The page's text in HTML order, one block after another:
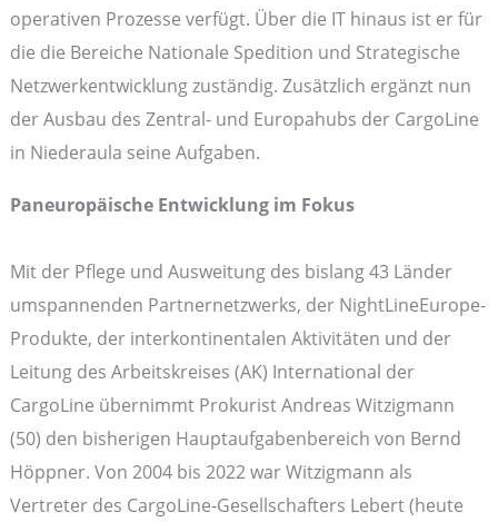
operativen Prozesse verfügt. Über die IT hinaus ist er für
die die Bereiche Nationale Spedition und Strategische
Netzwerkentwicklung zuständig. Zusätzlich ergänzt nun
der Ausbau des Zentral- und Europahubs der CargoLine
in Niederaula seine Aufgaben.
Paneuropäische Entwicklung im Fokus
Mit der Pflege und Ausweitung des bislang 43 Länder
umspannenden Partnernetzwerks, der NightLineEurope-
Produkte, der interkontinentalen Aktivitäten und der
Leitung des Arbeitskreises (AK) International der
CargoLine übernimmt Prokurist Andreas Witzigmann
(50) den bisherigen Hauptaufgabenbereich von Bernd
Höppner. Von 2004 bis 2022 war Witzigmann als
Vertreter des CargoLine-Gesellschafters Lebert (heute